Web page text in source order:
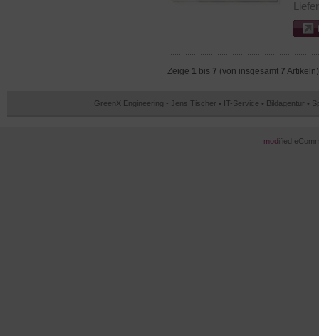
Zeige 1 bis 7 (von insgesamt 7 Artikeln)
GreenX Engineering - Jens Tischer • IT-Service • Bildagentur
modified